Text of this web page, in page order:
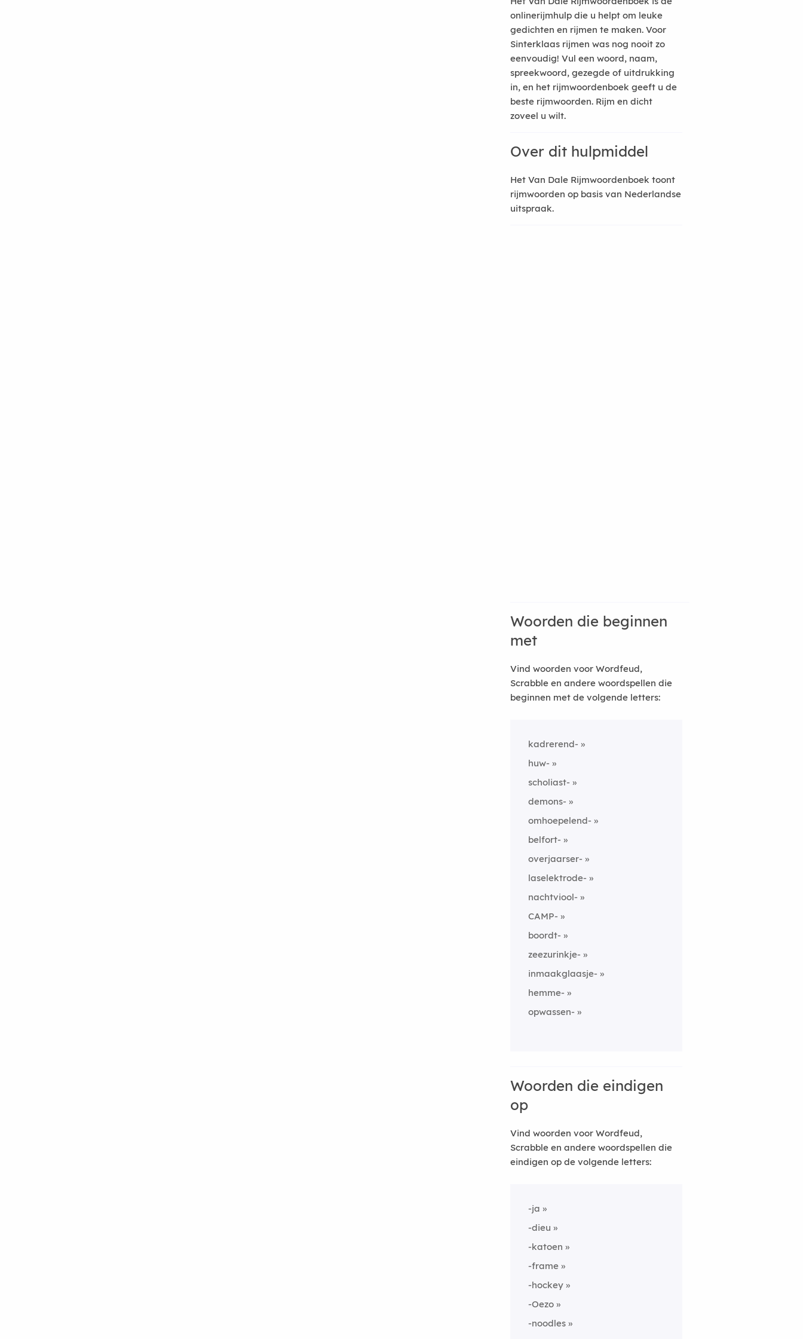
onlinerijmhulp die u helpt om leuke
gedichten en rijmen te maken. Voor
Sinterklaas rijmen was nog nooit zo
eenvoudig! Vul een woord, naam,
spreekwoord, gezegde of uitdrukking
in, en het rijmwoordenboek geeft u de
beste rijmwoorden. Rijm en dicht
zoveel u wilt.
Over dit hulpmiddel
Het Van Dale Rijmwoordenboek toont
rijmwoorden op basis van Nederlandse
uitspraak.
Woorden die beginnen
met
Vind woorden voor Wordfeud,
Scrabble en andere woordspellen die
beginnen met de volgende letters:
kadrerend-
huw-
scholiast-
demons-
omhoepelend-
belfort-
overjaarser-
laselektrode-
nachtviool-
CAMP-
boordt-
zeezurinkje-
inmaakglaasje-
hemme-
opwassen-
Woorden die eindigen
op
Vind woorden voor Wordfeud,
Scrabble en andere woordspellen die
eindigen op de volgende letters:
-ja
-dieu
-katoen
-frame
-hockey
-Oezo
-noodles